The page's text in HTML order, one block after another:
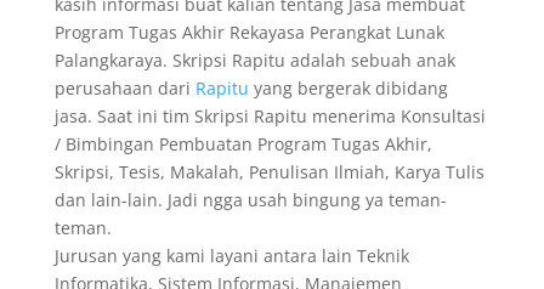
Program Tugas Akhir Rekayasa Perangkat Lunak
Palangkaraya. Skripsi Rapitu adalah sebuah anak
perusahaan dari Rapitu yang bergerak dibidang
jasa. Saat ini tim Skripsi Rapitu menerima Konsultasi
/ Bimbingan Pembuatan Program Tugas Akhir,
Skripsi, Tesis, Makalah, Penulisan Ilmiah, Karya Tulis
dan lain-lain. Jadi ngga usah bingung ya teman-
teman.
Jurusan yang kami layani antara lain Teknik
Informatika, Sistem Informasi, Manajemen